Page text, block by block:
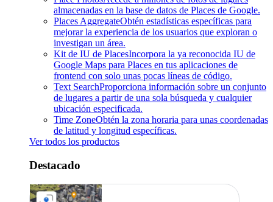
almacenadas en la base de datos de Places de Google.
Places AggregateObtén estadísticas específicas para
mejorar la experiencia de los usuarios que exploran o
investigan un área.
Kit de IU de PlacesIncorpora la ya reconocida IU de
Google Maps para Places en tus aplicaciones de
frontend con solo unas pocas líneas de código.
Text SearchProporciona información sobre un conjunto
de lugares a partir de una sola búsqueda y cualquier
ubicación especificada.
Time ZoneObtén la zona horaria para unas coordenadas
de latitud y longitud específicas.
Ver todos los productos
Destacado